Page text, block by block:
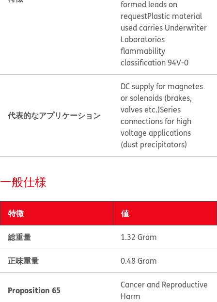
formed leads on
requestPlastic material
used carries Underwriter
Laboratories
flammability
classification 94V-0
代表的なアプリケーション
DC supply for magnetes
or solenoids (brakes,
valves etc.)Series
connections for high
voltage applications
(dust precipitators)
一般仕様
特徴 値
総重量 1.32 Gram
正味重量 0.48 Gram
Proposition 65
Cancer and Reproductive
Harm